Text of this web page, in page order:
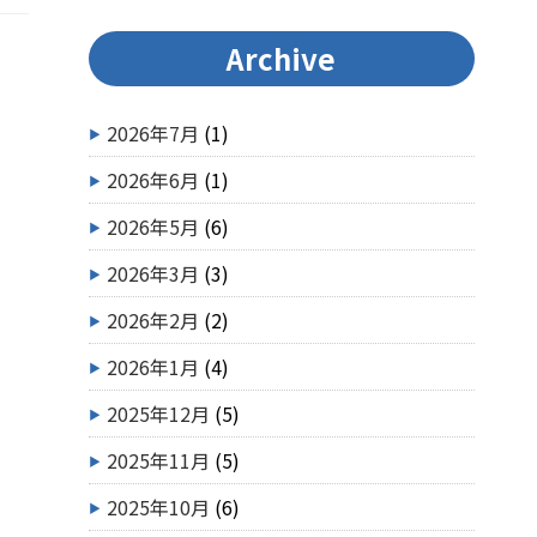
Archive
2026年7月 (1)
2026年6月 (1)
2026年5月 (6)
2026年3月 (3)
2026年2月 (2)
2026年1月 (4)
2025年12月 (5)
2025年11月 (5)
2025年10月 (6)